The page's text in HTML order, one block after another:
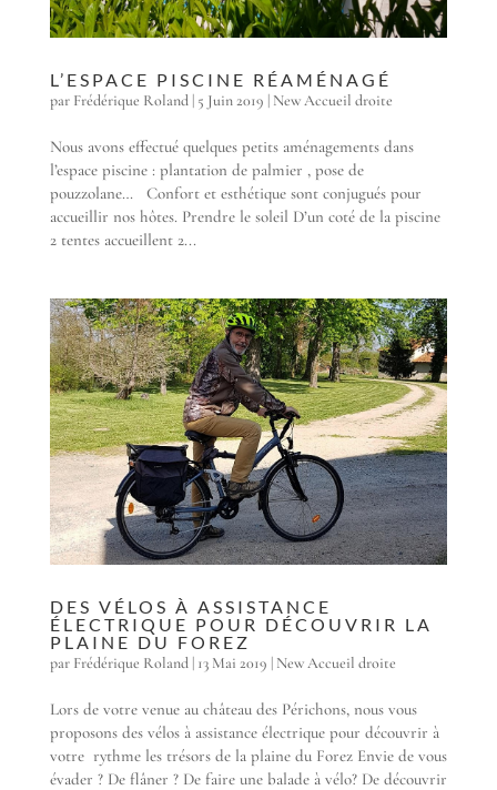
L’ESPACE PISCINE RÉAMÉNAGÉ
par Frédérique Roland| 5 Juin 2019 | New Accueil droite
Nous avons effectué quelques petits aménagements dans
l’espace piscine : plantation de palmier , pose de
pouzzolane… Confort et esthétique sont conjugués pour
accueillir nos hôtes. Prendre le soleil D’un coté de la piscine
2 tentes accueillent 2...
DES VÉLOS À ASSISTANCE
ÉLECTRIQUE POUR DÉCOUVRIR LA
PLAINE DU FOREZ
par Frédérique Roland| 13 Mai 2019 | New Accueil droite
Lors de votre venue au château des Périchons, nous vous
proposons des vélos à assistance électrique pour découvrir à
votre rythme les trésors de la plaine du Forez Envie de vous
évader ? De flâner ? De faire une balade à vélo? De découvrir